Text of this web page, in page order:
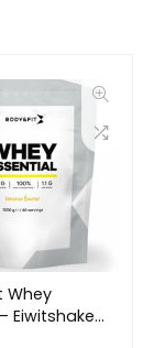
Whey
Eiwitshake